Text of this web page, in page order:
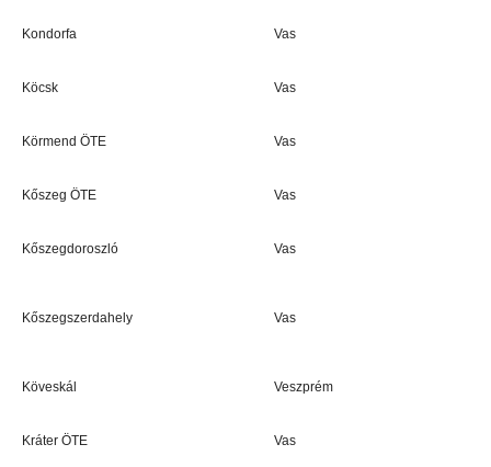
Kondorfa Vas
Köcsk Vas
Körmend ÖTE Vas
Kőszeg ÖTE Vas
Kőszegdoroszló Vas
Kőszegszerdahely Vas
Köveskál Veszprém
Kráter ÖTE Vas